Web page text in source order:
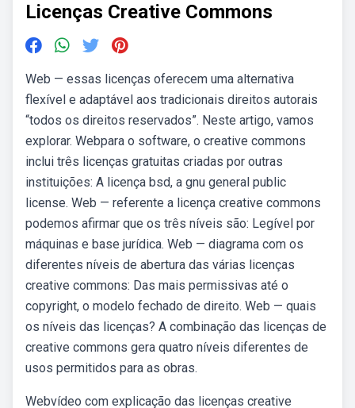
Licenças Creative Commons
Web — essas licenças oferecem uma alternativa
flexível e adaptável aos tradicionais direitos autorais
“todos os direitos reservados”. Neste artigo, vamos
explorar. Webpara o software, o creative commons
inclui três licenças gratuitas criadas por outras
instituições: A licença bsd, a gnu general public
license. Web — referente a licença creative commons
podemos afirmar que os três níveis são: Legível por
máquinas e base jurídica. Web — diagrama com os
diferentes níveis de abertura das várias licenças
creative commons: Das mais permissivas até o
copyright, o modelo fechado de direito. Web — quais
os níveis das licenças? A combinação das licenças de
creative commons gera quatro níveis diferentes de
usos permitidos para as obras.
Webvídeo com explicação das licenças creative